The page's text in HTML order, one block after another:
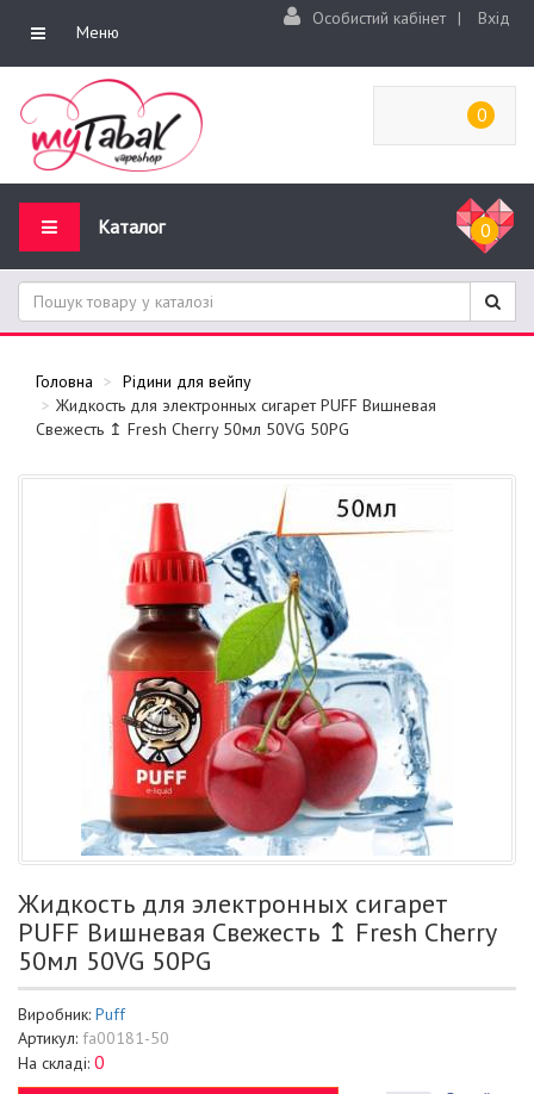
Меню
Особистий кабінет | Вхід
0
Каталог 0
Головна
Рідини для вейпу
Жидкость для электронных сигарет PUFF Вишневая
Свежесть ↥ Fresh Cherry 50мл 50VG 50PG
Жидкость для электронных сигарет
PUFF Вишневая Свежесть ↥ Fresh Cherry
50мл 50VG 50PG
Виробник: Puff
Артикул: fa00181-50
На складі: 0